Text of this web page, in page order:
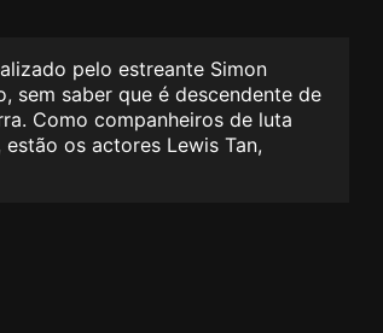
pelo estreante Simon
sem saber que é descendente de
Como companheiros de luta
os actores Lewis Tan,